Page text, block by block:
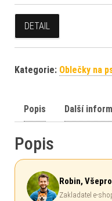
DETAIL
Kategorie: Oblečky na
Popis Další
Popis
Robin,
Zakladatel e-